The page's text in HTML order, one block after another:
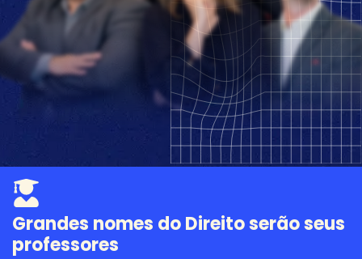
Grandes nomes do Direito serão seus
professores